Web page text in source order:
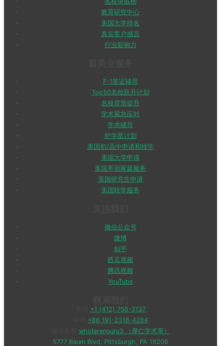
教育研究中心
美国大学排名
真实客户感言
行业影响力
F-1签证辅导
Top50名校跃升计划
名校背景提升
学术紧急应对
学术辅导
护学星计划
美国初/高中申请和转学
美国大学申请
美国寄宿家庭服务
美国研究生申请
美国转学服务
微信公众号
微博
知乎
西瓜视频
腾讯视频
YouTube
+1 (412) 756-3137
+86 191-2318-4284
wholerenguru3 （厚仁学术哥）
5777 Baum Blvd, Pittsburgh, PA 15206